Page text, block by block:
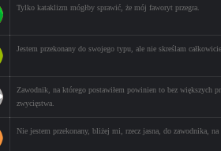
Tylko kataklizm mógłby sprawić, że mój faworyt przegra.
Jestem przekonany do swojego typu, ale nie skreślam
Zawodnik, na którego postawiłem powinien to bez większych
zwycięstwa.
Nie jestem przekonany, bliżej mi, rzecz jasna, do zawodnika,